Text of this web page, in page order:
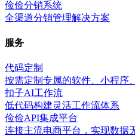
俭俭分销系统
全渠道分销管理解决方案
服务
代码定制
按需定制专属的软件、小程序
扣子AI工作流
低代码构建灵活工作流体系
俭俭API集成平台
连接主流电商平台，实现数据